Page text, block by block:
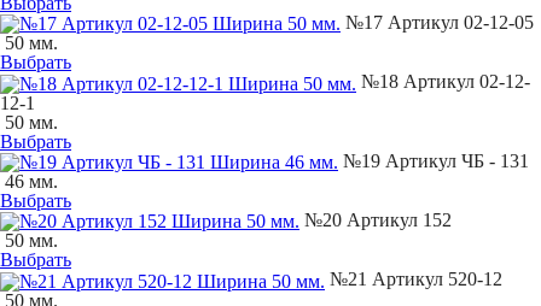
№17 Артикул 02-12-05
50 мм.
Выбрать
№18 Артикул 02-12-
12-1
50 мм.
Выбрать
№19 Артикул ЧБ - 131
46 мм.
Выбрать
№20 Артикул 152
50 мм.
Выбрать
№21 Артикул 520-12
50 мм.